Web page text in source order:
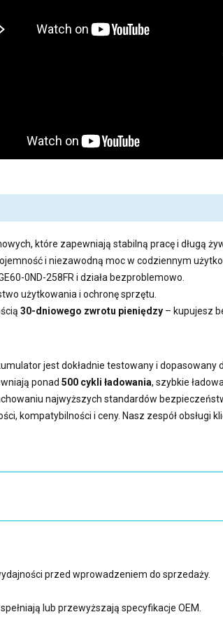
które zapewniają stabilną pracę i długą
i niezawodną moc w codziennym
0ND-258FR i działa bezproblemowo.
użytkowania i ochronę sprzętu.
30-dniowego zwrotu pieniędzy – kupujesz
jest dokładnie testowany i dopasowany
ponad 500 cykli ładowania, szybkie
najwyższych standardów
kompatybilności i ceny. Nasz zespół obsługi
przed wprowadzeniem do sprzedaży.
lub przewyższają specyfikacje OEM.